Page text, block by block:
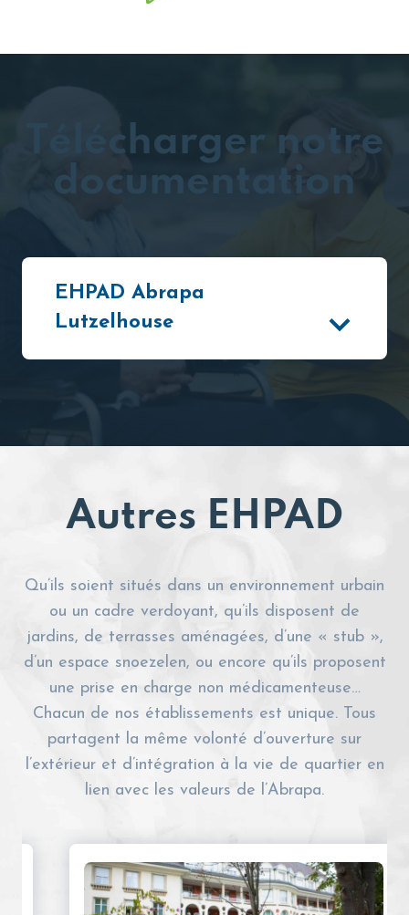
Télécharger notre
documentation
EHPAD Abrapa
Lutzelhouse
Autres EHPAD
Qu’ils soient situés dans un environnement urbain
ou un cadre verdoyant, qu’ils disposent de
jardins, de terrasses aménagées, d’une « stub »,
d’un espace snoezelen, ou encore qu’ils proposent
une prise en charge non médicamenteuse…
Chacun de nos établissements est unique. Tous
partagent la même volonté d’ouverture sur
l’extérieur et d’intégration à la vie de quartier en
lien avec les valeurs de l’Abrapa.